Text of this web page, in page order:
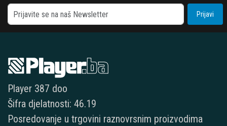
Prijavi
Player 387 doo
Šifra djelatnosti: 46.19
Posredovanje u trgovini raznovrsnim proizvodima